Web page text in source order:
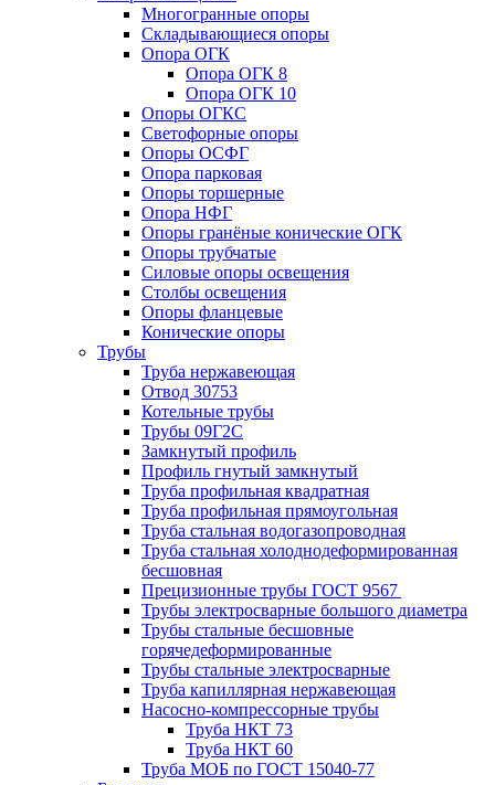
Многогранные опоры
Складывающиеся опоры
Опора ОГК
Опора ОГК 8
Опора ОГК 10
Опоры ОГКС
Светофорные опоры
Опоры ОСФГ
Опора парковая
Опоры торшерные
Опора НФГ
Опоры гранёные конические ОГК
Опоры трубчатые
Силовые опоры освещения
Столбы освещения
Опоры фланцевые
Конические опоры
Трубы
Труба нержавеющая
Отвод 30753
Котельные трубы
Трубы 09Г2С
Замкнутый профиль
Профиль гнутый замкнутый
Труба профильная квадратная
Труба профильная прямоугольная
Труба стальная водогазопроводная
Труба стальная холоднодеформированная
бесшовная
Прецизионные трубы ГОСТ 9567
Трубы электросварные большого диаметра
Трубы стальные бесшовные
горячедеформированные
Трубы стальные электросварные
Труба капиллярная нержавеющая
Насосно-компрессорные трубы
Труба НКТ 73
Труба НКТ 60
Труба МОБ по ГОСТ 15040-77